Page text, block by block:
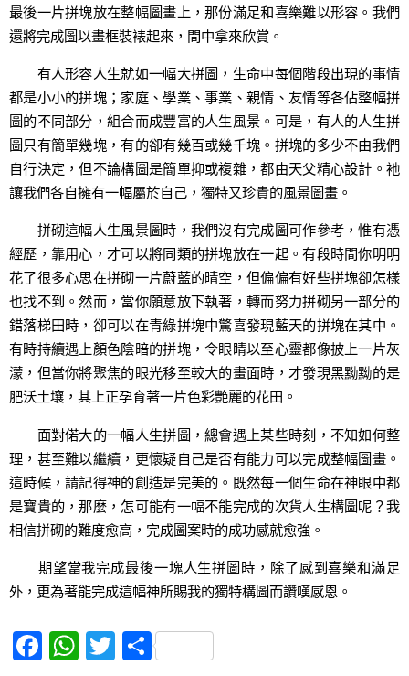
最後一片拼塊放在整幅圖畫上，那份滿足和喜樂難以形容。我們
還將完成圖以畫框裝裱起來，間中拿來欣賞。
有人形容人生就如一幅大拼圖，生命中每個階段出現的事情
都是小小的拼塊；家庭、學業、事業、親情、友情等各佔整幅拼
圖的不同部分，組合而成豐富的人生風景。可是，有人的人生拼
圖只有簡單幾塊，有的卻有幾百或幾千塊。拼塊的多少不由我們
自行決定，但不論構圖是簡單抑或複雜，都由天父精心設計。衪
讓我們各自擁有一幅屬於自己，獨特又珍貴的風景圖畫。
拼砌這幅人生風景圖時，我們沒有完成圖可作參考，惟有憑
經歷，靠用心，才可以將同類的拼塊放在一起。有段時間你明明
花了很多心思在拼砌一片蔚藍的晴空，但偏偏有好些拼塊卻怎樣
也找不到。然而，當你願意放下執著，轉而努力拼砌另一部分的
錯落梯田時，卻可以在青綠拼塊中驚喜發現藍天的拼塊在其中。
有時持續遇上顏色陰暗的拼塊，令眼睛以至心靈都像披上一片灰
濛，但當你將聚焦的眼光移至較大的畫面時，才發現黑黝黝的是
肥沃土壤，其上正孕育著一片色彩艷麗的花田。
面對偌大的一幅人生拼圖，總會遇上某些時刻，不知如何整
理，甚至難以繼續，更懷疑自己是否有能力可以完成整幅圖畫。
這時候，請記得神的創造是完美的。既然每一個生命在神眼中都
是寶貴的，那麼，怎可能有一幅不能完成的次貨人生構圖呢？我
相信拼砌的難度愈高，完成圖案時的成功感就愈強。
期望當我完成最後一塊人生拼圖時，除了感到喜樂和滿足
外，更為著能完成這幅神所賜我的獨特構圖而讚嘆感恩。
F W T S